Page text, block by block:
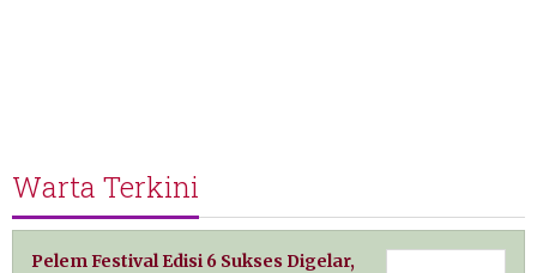
Warta Terkini
Pelem Festival Edisi 6 Sukses Digelar,